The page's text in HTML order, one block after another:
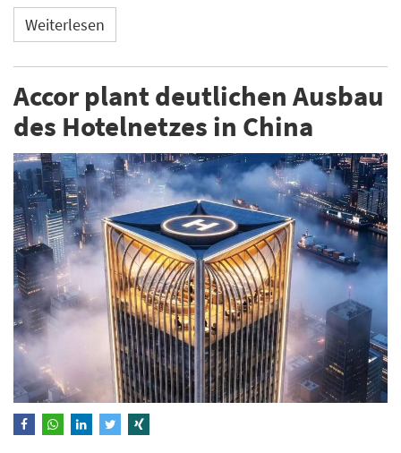
Weiterlesen
Accor plant deutlichen Ausbau
des Hotelnetzes in China